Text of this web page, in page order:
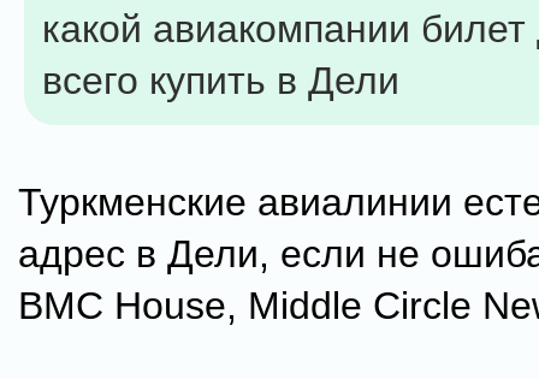
какой авиакомпании
всего купить в Дели
Туркменские авиалинии
адрес в Дели, если не
BMC House, Middle Circle